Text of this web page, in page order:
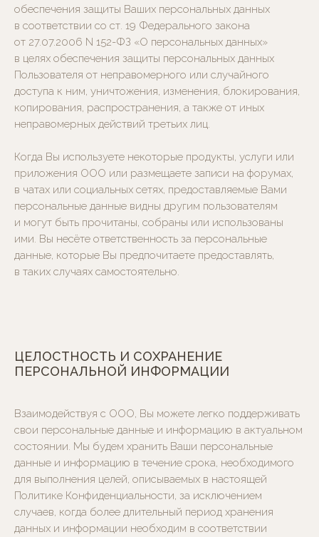
обеспечения защиты Ваших персональных данных
в соответствии со ст. 19 Федерального закона
от 27.07.2006 N 152-ФЗ «О персональных данных»
в целях обеспечения защиты персональных данных
Пользователя от неправомерного или случайного
доступа к ним, уничтожения, изменения, блокирования,
копирования, распространения, а также от иных
неправомерных действий третьих лиц.
Когда Вы используете некоторые продукты, услуги или
приложения ООО или размещаете записи на форумах,
в чатах или социальных сетях, предоставляемые Вами
персональные данные видны другим пользователям
и могут быть прочитаны, собраны или использованы
ими. Вы несёте ответственность за персональные
данные, которые Вы предпочитаете предоставлять,
в таких случаях самостоятельно.
ЦЕЛОСТНОСТЬ И СОХРАНЕНИЕ
ПЕРСОНАЛЬНОЙ ИНФОРМАЦИИ
Взаимодействуя с ООО, Вы можете легко поддерживать
свои персональные данные и информацию в актуальном
состоянии. Мы будем хранить Ваши персональные
данные и информацию в течение срока, необходимого
для выполнения целей, описываемых в настоящей
Политике Конфиденциальности, за исключением
случаев, когда более длительный период хранения
данных и информации необходим в соответствии
+7 (495) 968-51-81
Москва, Большая
Ордынка, 31/12с1
Бесплатная парковка
Напишите нам: